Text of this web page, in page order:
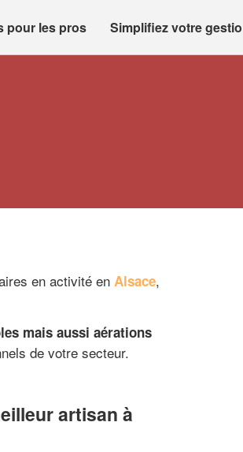
pour les pros Simplifiez votre
en activité en Alsace,
mais aussi aérations
de votre secteur.
artisan à